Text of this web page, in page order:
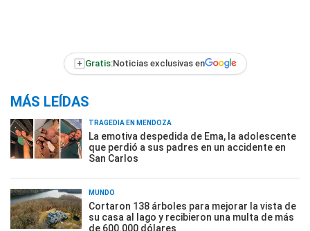
+ Gratis:Noticias exclusivas en
MÁS LEÍDAS
TRAGEDIA EN MENDOZA
La emotiva despedida de Ema, la adolescente
que perdió a sus padres en un accidente en
San Carlos
MUNDO
Cortaron 138 árboles para mejorar la vista de
su casa al lago y recibieron una multa de más
de 600.000 dólares